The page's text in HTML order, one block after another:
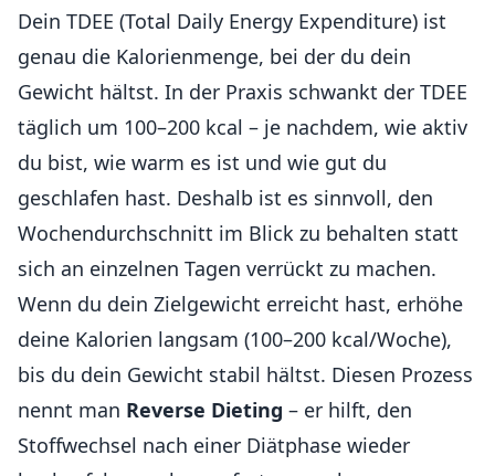
Dein TDEE (Total Daily Energy Expenditure) ist
genau die Kalorienmenge, bei der du dein
Gewicht hältst. In der Praxis schwankt der TDEE
täglich um 100–200 kcal – je nachdem, wie aktiv
du bist, wie warm es ist und wie gut du
geschlafen hast. Deshalb ist es sinnvoll, den
Wochendurchschnitt im Blick zu behalten statt
sich an einzelnen Tagen verrückt zu machen.
Wenn du dein Zielgewicht erreicht hast, erhöhe
deine Kalorien langsam (100–200 kcal/Woche),
bis du dein Gewicht stabil hältst. Diesen Prozess
nennt man Reverse Dieting – er hilft, den
Stoffwechsel nach einer Diätphase wieder